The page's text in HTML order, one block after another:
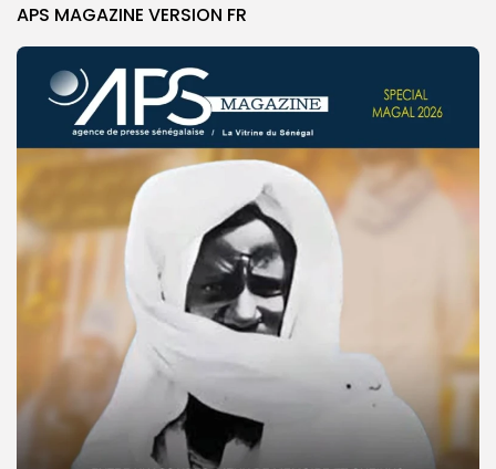
APS MAGAZINE VERSION FR